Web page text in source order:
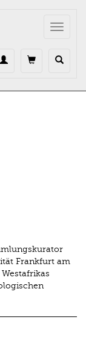
Toggle
Frankfurt am